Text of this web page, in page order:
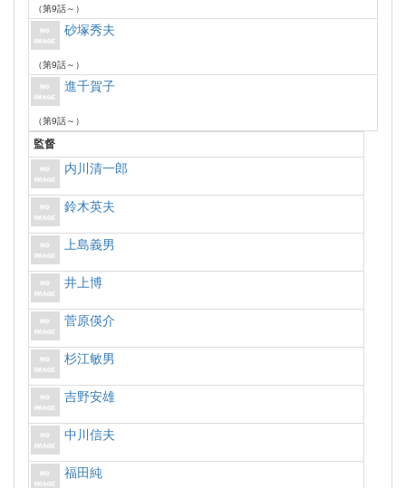
（第9話～）
砂塚秀夫
（第9話～）
進千賀子
（第9話～）
監督
内川清一郎
鈴木英夫
上島義男
井上博
菅原偀介
杉江敏男
吉野安雄
中川信夫
福田純